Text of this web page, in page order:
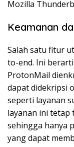
Mozilla
Keamanan
Salah satu fitur
to-end. Ini
ProtonMail
dapat didekripsi
seperti layanan
layanan ini tetap
sehingga hanya
yang dapat